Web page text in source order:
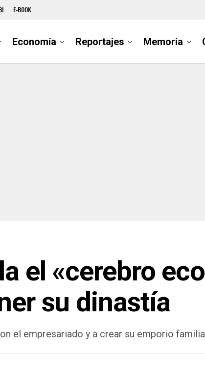
E-BOOK
Economía Reportajes Memoria
el «cerebro
su dinastía
el empresariado y a crear su emporio